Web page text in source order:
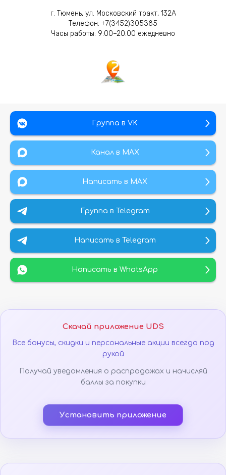
г. Тюмень, ул. Московский тракт, 132А
Телефон: +7(3452)305385
Часы работы: 9:00–20:00 ежедневно
Группа в VK
Канал в МАХ
Написать в MAX
Группа в Telegram
Написать в Telegram
Написать в WhatsApp
Скачай приложение UDS
Все бонусы, скидки и персональные акции всегда под
рукой
Получай уведомления о распродажах и начисляй
баллы за покупки
Установить приложение